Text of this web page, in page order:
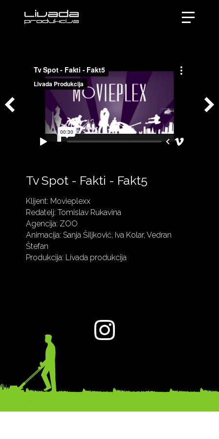
Tv Spot - Fakti - Fakt5
Klijent: Movieplexx
Redatelj: Tomislav Rukavina
Agencija: ZOO
Animacija: Sanja Šiljković, Iva Kolar, Vedran
Štefan
Produkcija: Livada produkcija